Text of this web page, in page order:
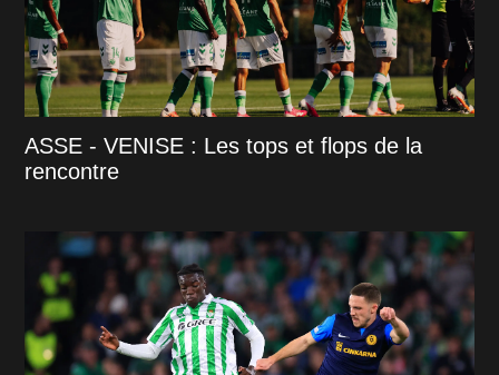
ASSE - VENISE : Les tops et flops de la
rencontre